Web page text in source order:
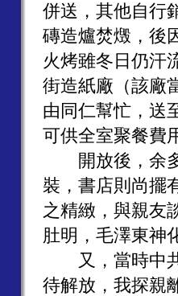
併送，其他自行
磚造爐焚燬，後
火烤雖冬日仍汗
街造紙廠（該廠
由同仁幫忙，送
可供全室聚餐費
開放後，余多
裝，書店則尚擺
之精緻，與親友
肚明，毛澤東神
又，當時中共
待解放，我探親